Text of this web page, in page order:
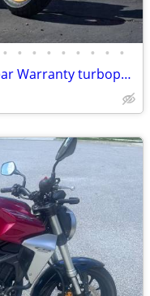
• • • • • • • • •
150cc KP Mini 5 speed Grom 2 Year Warranty turbopowersports